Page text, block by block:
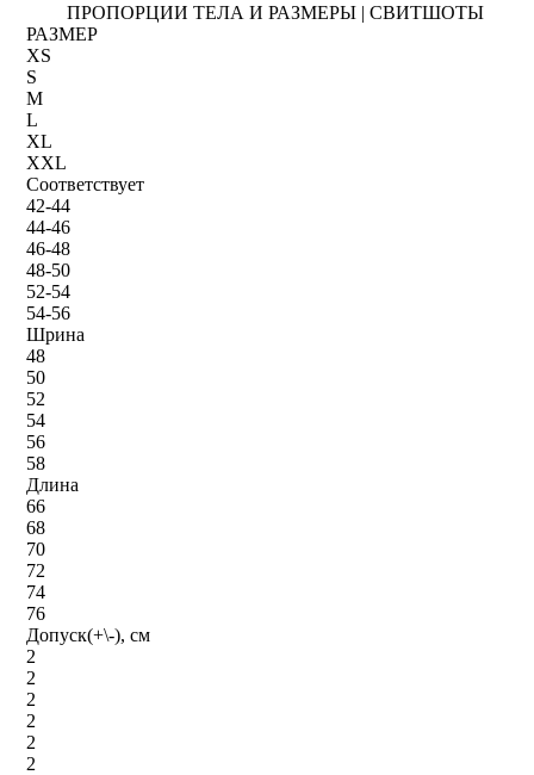
ПРОПОРЦИИ ТЕЛА И РАЗМЕРЫ | СВИТШОТЫ
РАЗМЕР
XS
S
M
L
XL
XXL
Соответствует
42-44
44-46
46-48
48-50
52-54
54-56
Шрина
48
50
52
54
56
58
Длина
66
68
70
72
74
76
Допуск(+\-), см
2
2
2
2
2
2